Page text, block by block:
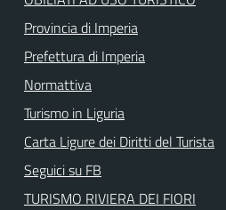
Provincia di Imperia
Prefettura di Imperia
Normattiva
Turismo in Liguria
Carta Ligure dei Diritti del Turista
Seguici su FB
TURISMO RIVIERA DEI FIORI